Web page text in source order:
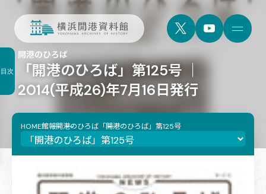
「開港のひろば」第125号 ｜
2014(平成26)年7月16日発行
開港のひろば
HOME館報開港のひろば 「開港のひろば」第125号
目次